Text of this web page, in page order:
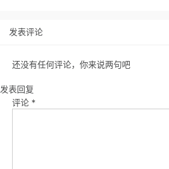
发表评论
还没有任何评论，你来说两句吧
发表回复
评论 *